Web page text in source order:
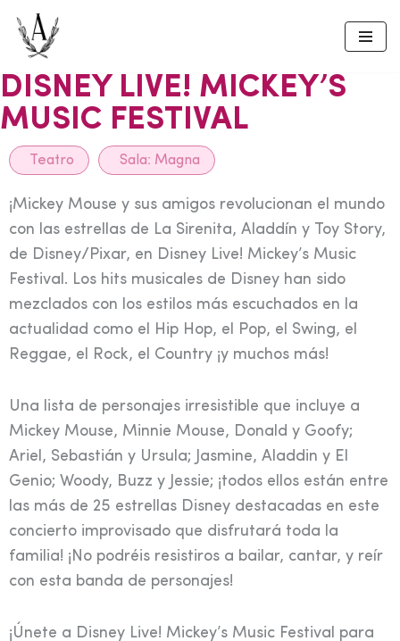
Skip
to
content
DISNEY LIVE! MICKEY’S
MUSIC FESTIVAL
Teatro Sala: Magna
¡Mickey Mouse y sus amigos revolucionan el mundo
con las estrellas de La Sirenita, Aladdín y Toy Story,
de Disney/Pixar, en Disney Live! Mickey’s Music
Festival. Los hits musicales de Disney han sido
mezclados con los estilos más escuchados en la
actualidad como el Hip Hop, el Pop, el Swing, el
Reggae, el Rock, el Country ¡y muchos más!
Una lista de personajes irresistible que incluye a
Mickey Mouse, Minnie Mouse, Donald y Goofy;
Ariel, Sebastián y Ursula; Jasmine, Aladdin y El
Genio; Woody, Buzz y Jessie; ¡todos ellos están entre
las más de 25 estrellas Disney destacadas en este
concierto improvisado que disfrutará toda la
familia! ¡No podréis resistiros a bailar, cantar, y reír
con esta banda de personajes!
¡Únete a Disney Live! Mickey’s Music Festival para